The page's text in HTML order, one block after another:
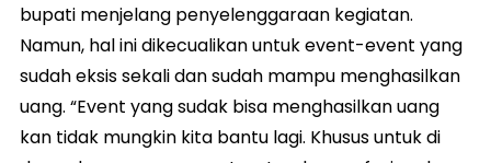
bupati menjelang penyelenggaraan kegiatan.
Namun, hal ini dikecualikan untuk event-event yang
sudah eksis sekali dan sudah mampu menghasilkan
uang. “Event yang sudak bisa menghasilkan uang
kan tidak mungkin kita bantu lagi. Khusus untuk di